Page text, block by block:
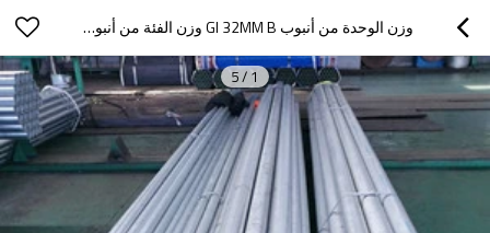
وزن الوحدة من أنبوب GI 32MM B وزن الفئة من أنبوب GI من YOUFA
1
/
5